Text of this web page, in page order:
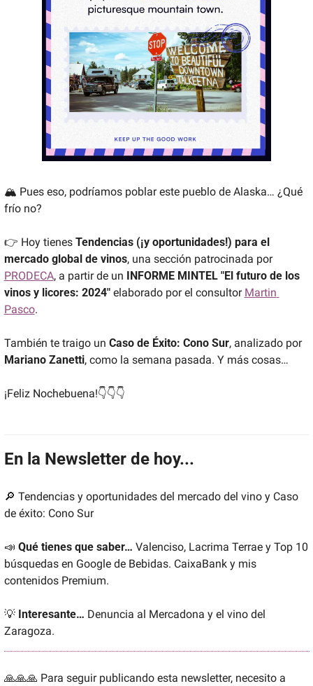
🏔️ Pues eso, podríamos poblar este pueblo de Alaska… ¿Qué
frío no?
👉 Hoy tienes Tendencias (¡y oportunidades!) para el
mercado global de vinos
, una sección patrocinada por
PRODECA, a partir de un
INFORME MINTEL "El futuro de los
vinos y licores: 2024" elaborado por el consultor Martin
Pasco.
También te traigo un Caso de Éxito: Cono Sur
, analizado por
Mariano Zanetti, como la semana pasada. Y más cosas…
¡Feliz Nochebuena!👇👇👇
En la Newsletter de hoy...
🔎 Tendencias y oportunidades del mercado del vino y Caso
de éxito: Cono Sur
📣 Qué tienes que saber… Valenciso, Lacrima Terrae y Top 10
búsquedas en Google de Bebidas. CaixaBank y mis
contenidos Premium.
💡 Interesante… Denuncia al Mercadona y el vino del
Zaragoza.
🙏🙏🙏 Para seguir publicando esta newsletter, necesito a